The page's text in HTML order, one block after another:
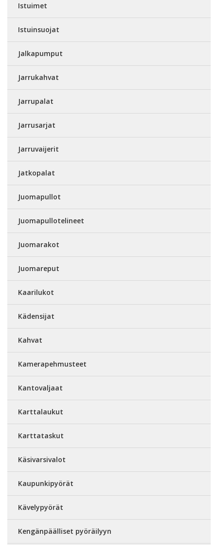
Istuimet
Istuinsuojat
Jalkapumput
Jarrukahvat
Jarrupalat
Jarrusarjat
Jarruvaijerit
Jatkopalat
Juomapullot
Juomapullotelineet
Juomarakot
Juomareput
Kaarilukot
Kädensijat
Kahvat
Kamerapehmusteet
Kantovaljaat
Karttalaukut
Karttataskut
Käsivarsivalot
Kaupunkipyörät
Kävelypyörät
Kengänpäälliset pyöräilyyn